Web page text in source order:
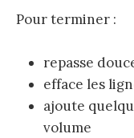
Pour terminer :
repasse
efface les
ajoute
volume